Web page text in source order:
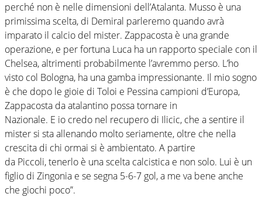
perché non è nelle dimensioni dell’Atalanta. Musso è una
primissima scelta, di Demiral parleremo quando avrà
imparato il calcio del mister. Zappacosta è una grande
operazione, e per fortuna Luca ha un rapporto speciale con il
Chelsea, altrimenti probabilmente l’avremmo perso. L’ho
visto col Bologna, ha una gamba impressionante. Il mio sogno
è che dopo le gioie di Toloi e Pessina campioni d’Europa,
Zappacosta da atalantino possa tornare in
Nazionale. E io credo nel recupero di Ilicic, che a sentire il
mister si sta allenando molto seriamente, oltre che nella
crescita di chi ormai si è ambientato. A partire
da Piccoli, tenerlo è una scelta calcistica e non solo. Lui è un
figlio di Zingonia e se segna 5-6-7 gol, a me va bene anche
che giochi poco”.